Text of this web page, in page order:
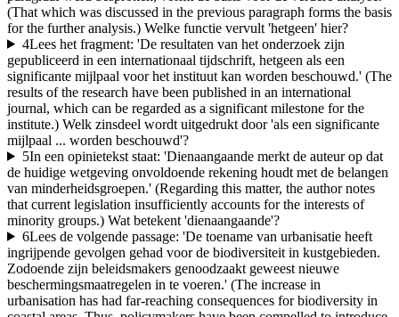
(That which was discussed in the previous paragraph forms the basis
for the further analysis.) Welke functie vervult 'hetgeen' hier?
4Lees het fragment: 'De resultaten van het onderzoek zijn
gepubliceerd in een internationaal tijdschrift, hetgeen als een
significante mijlpaal voor het instituut kan worden beschouwd.' (The
results of the research have been published in an international
journal, which can be regarded as a significant milestone for the
institute.) Welk zinsdeel wordt uitgedrukt door 'als een significante
mijlpaal ... worden beschouwd'?
5In een opinietekst staat: 'Dienaangaande merkt de auteur op dat
de huidige wetgeving onvoldoende rekening houdt met de belangen
van minderheidsgroepen.' (Regarding this matter, the author notes
that current legislation insufficiently accounts for the interests of
minority groups.) Wat betekent 'dienaangaande'?
6Lees de volgende passage: 'De toename van urbanisatie heeft
ingrijpende gevolgen gehad voor de biodiversiteit in kustgebieden.
Zodoende zijn beleidsmakers genoodzaakt geweest nieuwe
beschermingsmaatregelen in te voeren.' (The increase in
urbanisation has had far-reaching consequences for biodiversity in